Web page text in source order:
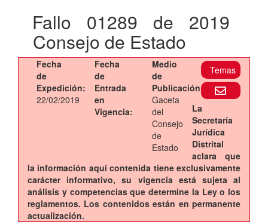
Fallo 01289 de 2019
Consejo de Estado
Fecha
de
Expedición:
22/02/2019
Fecha
de
Entrada
en
Vigencia:
Medio
de
Publicación:
Gaceta
del
Consejo
de
Estado
Temas
La
Secretaría
Jurídica
Distrital
aclara que
la información aquí contenida tiene exclusivamente
carácter informativo, su vigencia está sujeta al
análisis y competencias que determine la Ley o los
reglamentos. Los contenidos están en permanente
actualización.